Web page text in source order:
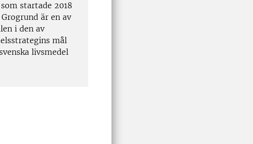
startade 2018
är en av
i den av
mål
livsmedel